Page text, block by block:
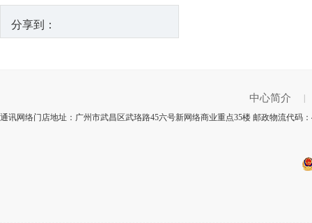
分享到：
中心简介
通讯网络门店地址：广州市武昌区武珞路45六号新网络商业重点35楼 邮政物流代码